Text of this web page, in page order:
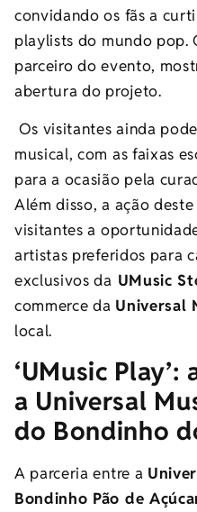
convidando os fãs a
playlists do mundo pop.
parceiro do evento,
abertura do projeto.
Os visitantes ainda
musical, com as faixas
para a ocasião pela
Além disso, a ação
visitantes a
artistas preferidos para
exclusivos da UMusic
commerce da Universal
local.
‘UMusic
a Universal
do Bondinho
A parceria entre a
Bondinho Pão de